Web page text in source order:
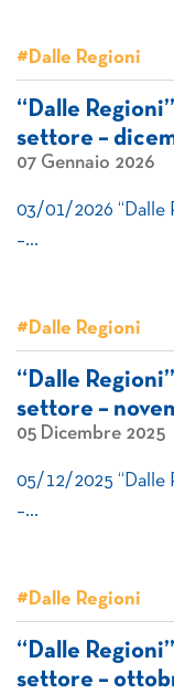
#Dalle Regioni
“Dalle
settore –
07 Gennaio 2026
03/01/2026 “Dalle
–…
#Dalle Regioni
“Dalle
settore –
05 Dicembre 2025
05/12/2025 “Dalle
–…
#Dalle Regioni
“Dalle
settore –